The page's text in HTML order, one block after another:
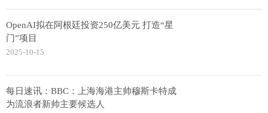
OpenAI拟在阿根廷投资250亿美元 打造“星
门”项目
2025-10-15
每日速讯：BBC：上海海港主帅穆斯卡特成
为流浪者新帅主要候选人